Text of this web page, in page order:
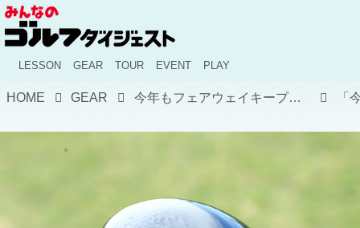
LESSON GEAR TOUR EVENT PLAY
HOME GEAR 今年もフェアウェイキープ率1位。稲森佑貴のドライバー＆クラブセッティング